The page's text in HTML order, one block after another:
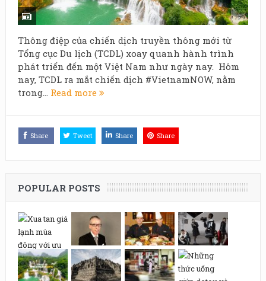
Thông điệp của chiến dịch truyền thông mới từ
Tổng cục Du lịch (TCDL) xoay quanh hành trình
phát triển đến một Việt Nam như ngày nay. Hôm
nay, TCDL ra mắt chiến dịch #VietnamNOW, nằm
trong... Read more
Share Tweet Share Share
POPULAR POSTS